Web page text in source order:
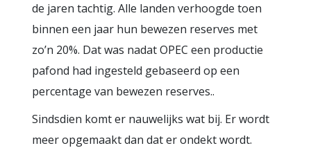
de jaren tachtig. Alle landen verhoogde toen
binnen een jaar hun bewezen reserves met
zo’n 20%. Dat was nadat OPEC een productie
pafond had ingesteld gebaseerd op een
percentage van bewezen reserves..
Sindsdien komt er nauwelijks wat bij. Er wordt
meer opgemaakt dan dat er ondekt wordt.